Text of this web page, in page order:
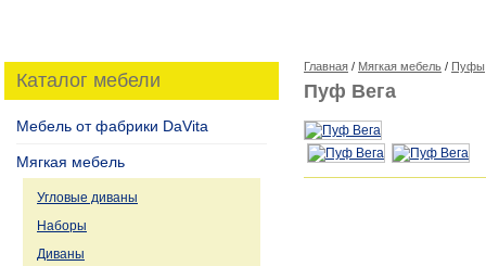
Каталог мебели
Мебель от фабрики DaVita
Мягкая мебель
Угловые диваны
Наборы
Диваны
Главная / Мягкая мебель / Пуфы,
Пуф Вега